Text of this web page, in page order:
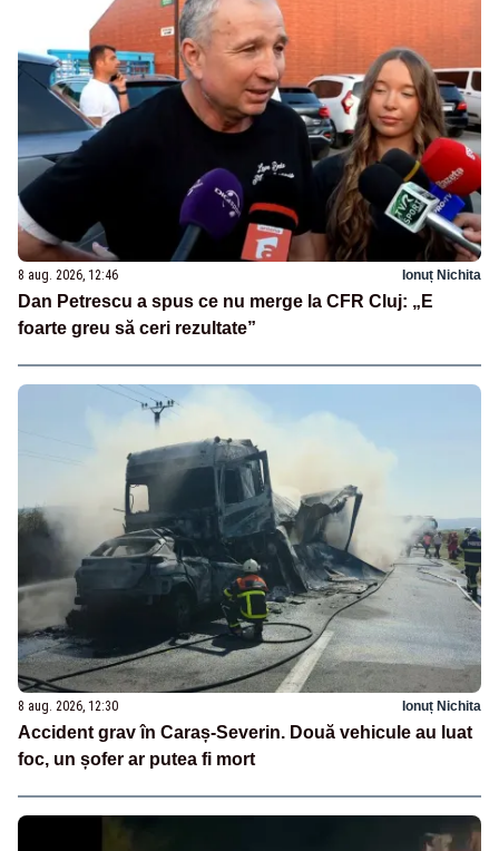
8 aug. 2026, 12:46 Ionuț Nichita
Dan Petrescu a spus ce nu merge la CFR Cluj: „E
foarte greu să ceri rezultate”
8 aug. 2026, 12:30 Ionuț Nichita
Accident grav în Caraș-Severin. Două vehicule au luat
foc, un șofer ar putea fi mort